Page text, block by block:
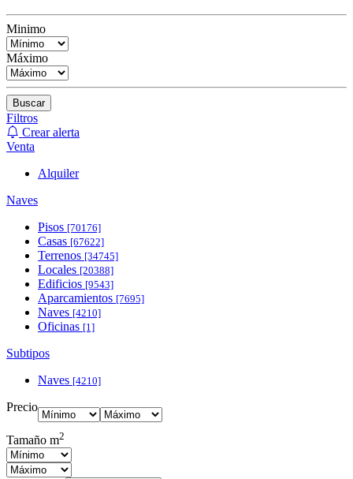
Minimo
Máximo
Buscar
Filtros
Crear alerta
Venta
Alquiler
Naves
Pisos [70176]
Casas [67622]
Terrenos [34745]
Locales [20388]
Edificios [9543]
Aparcamientos [7695]
Naves [4210]
Oficinas [1]
Subtipos
Naves [4210]
Precio
Tamaño m2